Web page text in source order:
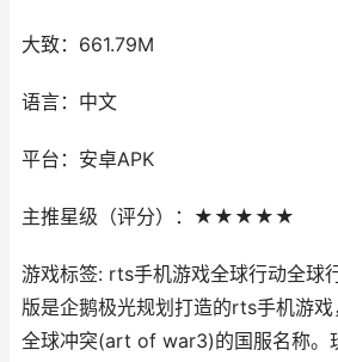
大致：661.79M
语言：中文
平台：安卓APK
主推星级（评分）：★★★★★
游戏标签: rts手机游戏全球行动全球
版是企鹅极光规划打造的rts手机游
全球冲突(art of war3)的国服名称。